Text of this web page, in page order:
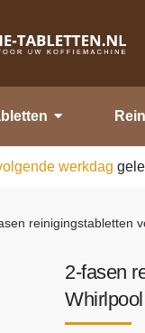
werkdag
reinigingstabletten
2-fasen